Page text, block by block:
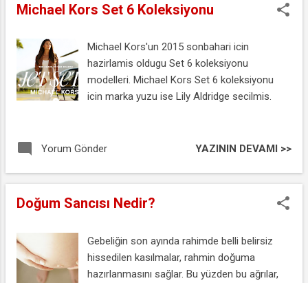
Michael Kors Set 6 Koleksiyonu
Michael Kors'un 2015 sonbahari icin
hazirlamis oldugu Set 6 koleksiyonu
modelleri. Michael Kors Set 6 koleksiyonu
icin marka yuzu ise Lily Aldridge secilmis.
Yorum Gönder YAZININ DEVAMI >>
Doğum Sancısı Nedir?
Gebeliğin son ayında rahimde belli belirsiz
hissedilen kasılmalar, rahmin doğuma
hazırlanmasını sağlar. Bu yüzden bu ağrılar,